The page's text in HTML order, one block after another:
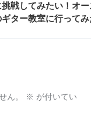
挑戦してみたい！オ
ギター教室に行って
ん。 ※ が付いてい